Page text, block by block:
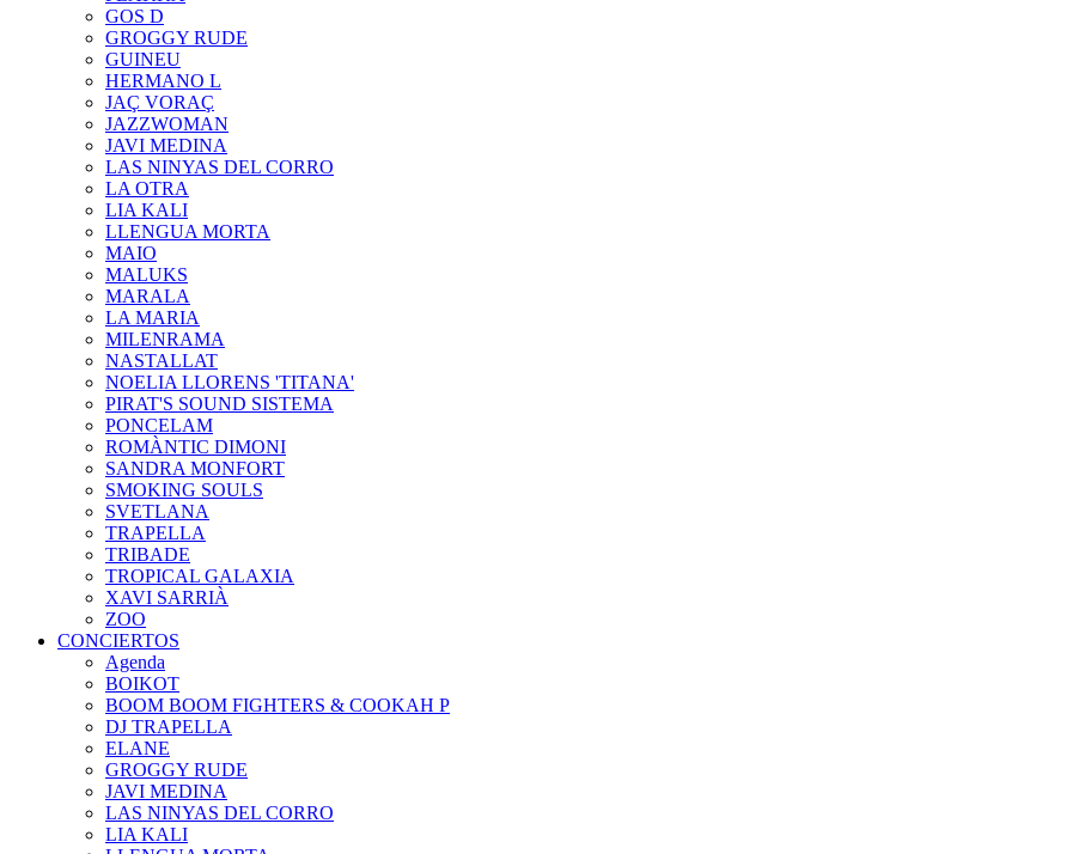
GOS D
GROGGY RUDE
GUINEU
HERMANO L
JAÇ VORAÇ
JAZZWOMAN
JAVI MEDINA
LAS NINYAS DEL CORRO
LA OTRA
LIA KALI
LLENGUA MORTA
MAIO
MALUKS
MARALA
LA MARIA
MILENRAMA
NASTALLAT
NOELIA LLORENS 'TITANA'
PIRAT'S SOUND SISTEMA
PONCELAM
ROMÀNTIC DIMONI
SANDRA MONFORT
SMOKING SOULS
SVETLANA
TRAPELLA
TRIBADE
TROPICAL GALAXIA
XAVI SARRIÀ
ZOO
CONCIERTOS
Agenda
BOIKOT
BOOM BOOM FIGHTERS & COOKAH P
DJ TRAPELLA
ELANE
GROGGY RUDE
JAVI MEDINA
LAS NINYAS DEL CORRO
LIA KALI